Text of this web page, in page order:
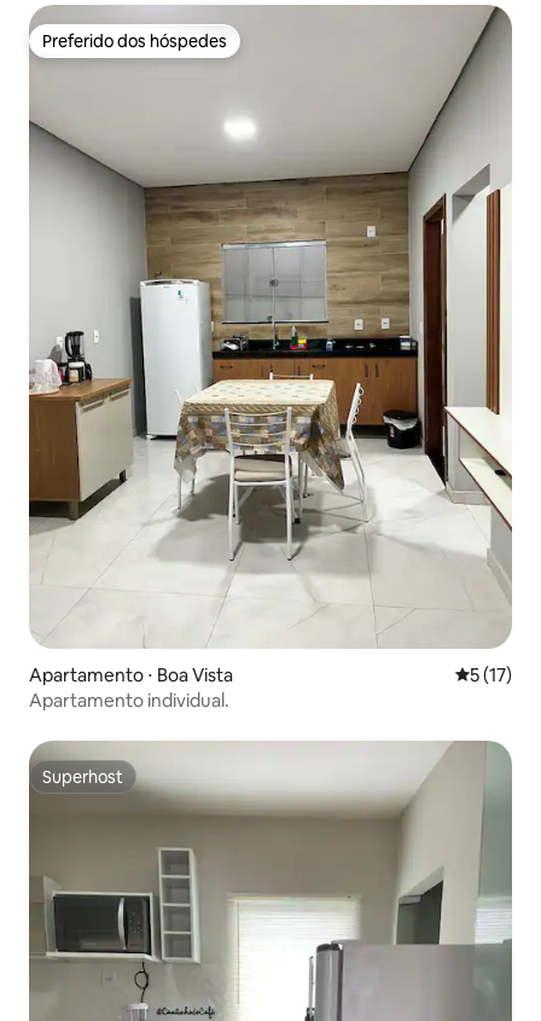
Preferido dos hóspedes
Preferido dos hóspedes
Apartamento ⋅ Boa Vista 5 de uma
5 (17)
Apartamento individual.
Superhost
Superhost